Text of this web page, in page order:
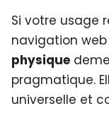
Si votre usage
navigation
physique
pragmatique.
universelle et